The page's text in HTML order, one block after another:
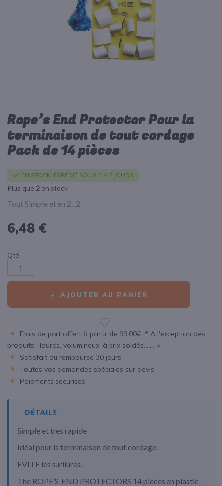
Passer
au
début
de
la
d’images
Rope’s End Protector Pour la
terminaison de tout cordage
Pack de 14 pièces
EN STOCK. ÉXPÉDIÉ SOUS 3 À 5 JOURS.
Plus que 2 en stock
Tout Simple et en 2 . 2
6,48 €
Qté
AJOUTER AU PANIER
Frais de port offert à partir de 99.00€. * A l'exception des
produits : lourds, volumineux, à prix soldés....... ⭐
Satisfait ou rembourse 30 jours
Toutes vos demandes spéciales sur devis
Paiements sécurisés
DÉTAILS
Simple et tres rapide
Idéal pour la terminaison de tout cordage.
EVITE les surliures.
The ROPE’S-END PROTECTORS 14 pièces en plastic